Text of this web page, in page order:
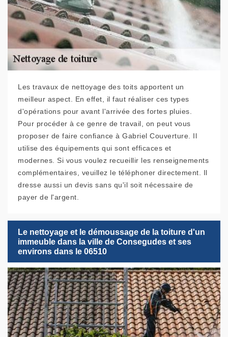
Les travaux de nettoyage des toits apportent un
meilleur aspect. En effet, il faut réaliser ces types
d'opérations pour avant l'arrivée des fortes pluies.
Pour procéder à ce genre de travail, on peut vous
proposer de faire confiance à Gabriel Couverture. Il
utilise des équipements qui sont efficaces et
modernes. Si vous voulez recueillir les renseignements
complémentaires, veuillez le téléphoner directement. Il
dresse aussi un devis sans qu'il soit nécessaire de
payer de l'argent.
Le nettoyage et le démoussage de la toiture d'un
immeuble dans la ville de Consegudes et ses
environs dans le 06510